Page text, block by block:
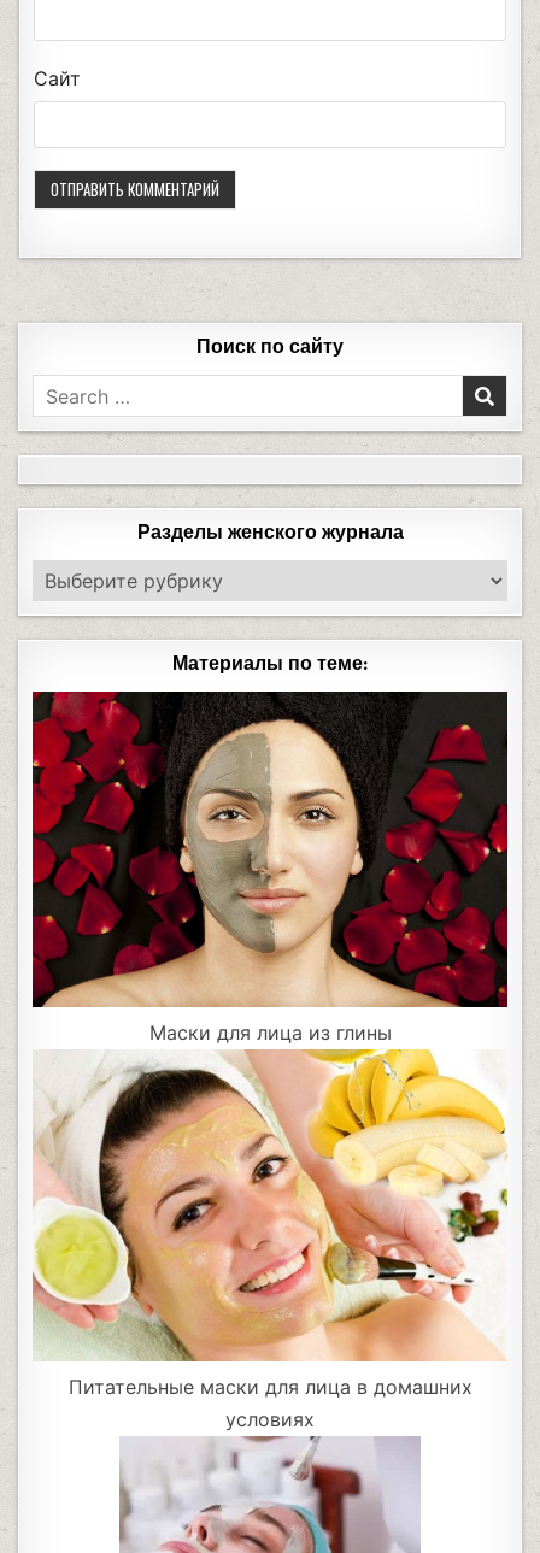
Сайт
Поиск по сайту
Разделы женского журнала
Материалы по теме:
Маски для лица из глины
Питательные маски для лица в домашних
условиях